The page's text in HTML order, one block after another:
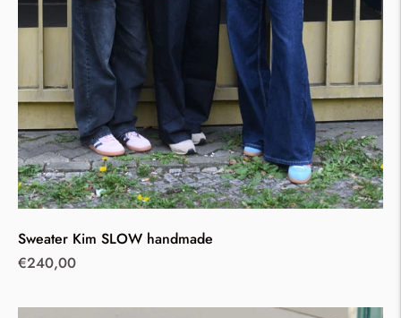
Sweater Kim SLOW handmade
Regular
€240,00